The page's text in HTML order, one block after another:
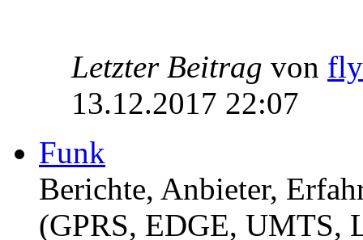
Letzter Beitrag von
13.12.2017 22:07
Funk
Berichte, Anbieter,
(GPRS, EDGE,